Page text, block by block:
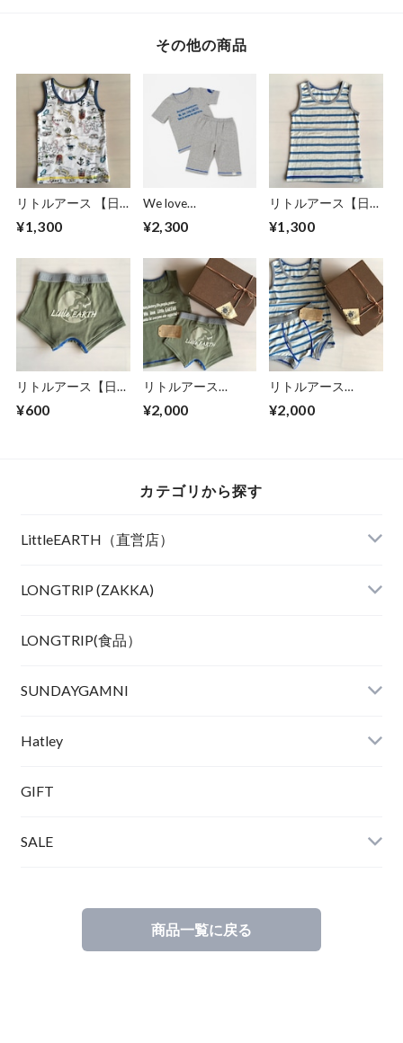
その他の商品
リトルアース 【日
本製】LittleEARTH
キッズ海図 ランニ
by shugoslub
¥1,300
We love
LittleEARTH グレー
半袖パジャマ 【日
¥2,300
リトルアース【日本
製】 LittleEARTHキ
ッズボーダーランニ
Blue/Gray
¥1,300
リトルアース【日本
製】 LittleEARTHキ
ッズ地球ロゴボクサ
¥600
リトルアース
LittleEARTHギフト
セット(BOX付）
¥2,000
リトルアース
LittleEARTHギフト
セット(BOX付)
¥2,000
カテゴリから探す
LittleEARTH（直営店）
LONGTRIP (ZAKKA)
LONGTRIP(食品）
SUNDAYGAMNI
Hatley
GIFT
SALE
商品一覧に戻る